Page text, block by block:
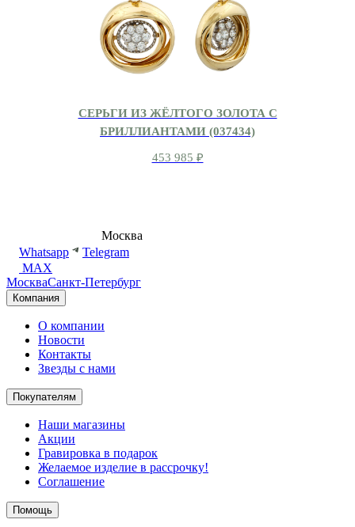
СЕРЬГИ ИЗ ЖЁЛТОГО ЗОЛОТА С
БРИЛЛИАНТАМИ (037434)
453 985 ₽
Москва
Whatsapp
Telegram
MAX
МоскваСанкт-Петербург
Компания
О компании
Новости
Контакты
Звезды с нами
Покупателям
Наши магазины
Акции
Гравировка в подарок
Желаемое изделие в рассрочку!
Соглашение
Помощь